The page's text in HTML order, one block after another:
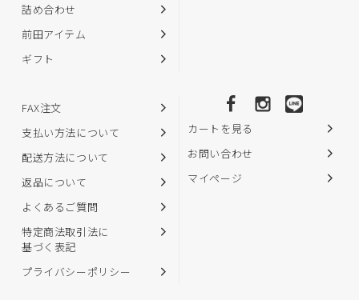
詰め合わせ
前田アイテム
ギフト
FAX注文
支払い方法について
配送方法について
返品について
よくあるご質問
特定商法取引法に
基づく表記
プライバシーポリシー
カートを見る
お問い合わせ
マイページ